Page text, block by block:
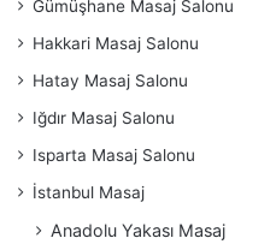
Gümüşhane Masaj Salonu
Hakkari Masaj Salonu
Hatay Masaj Salonu
Iğdır Masaj Salonu
Isparta Masaj Salonu
İstanbul Masaj
Anadolu Yakası Masaj